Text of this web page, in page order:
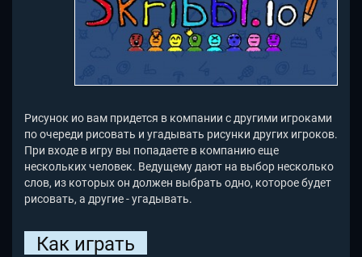
Рисунок ио вам придется в компании с другими игроками
по очереди рисовать и угадывать рисунки других игроков.
При входе в игру вы попадаете в компанию еще
нескольких человек. Ведущему дают на выбор несколько
слов, из которых он должен выбрать одно, которое будет
рисовать, а другие - угадывать.
Как играть